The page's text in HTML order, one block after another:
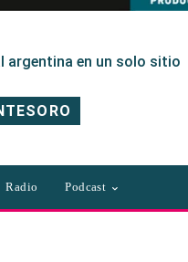
argentina en un solo sitio
Radio Podcast